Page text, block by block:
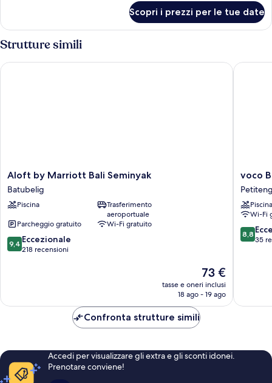
singoli,
balcone
Deluxe,
letti
balcone
Scopri i prezzi per le tue date
Strutture simili
Aloft
by
Marriott
Bali
Batubelig
Aloft by Marriott Bali Seminyak
Batubelig
Piscina
Trasferimento
aeroportuale
Parcheggio gratuito
Wi-Fi gratuito
9.4
su
9,4 Eccezionale
218 recensioni
Il
prezzo
attuale
73 €
tasse e oneri inclusi
18 ago - 19 ago
Aloft by Marriott Bali Seminyak
voco
Bali
by
IHG
voco
Piscina
Wi-Fi
8.8
su
8,8
35
voco
Confronta strutture simili
Accedi per visualizzare gli extra e gli sconti idonei.
Prenotare conviene!